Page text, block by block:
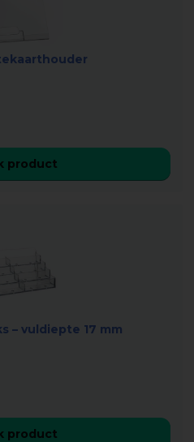
product
– vuldiepte 17 mm
product